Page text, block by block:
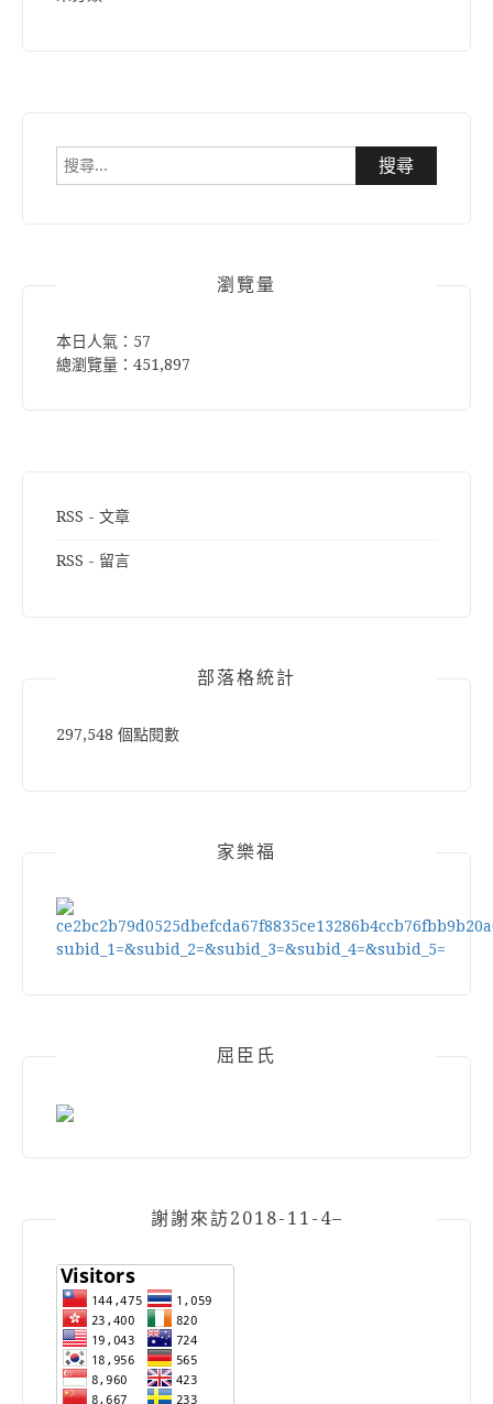
搜
尋
瀏覽量
本日人氣：57
總瀏覽量：451,897
RSS - 文章
RSS - 留言
部落格統計
297,548 個點閱數
家樂福
屈臣氏
謝謝來訪2018-11-4–